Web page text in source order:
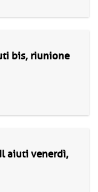
bis, riunione
aiuti venerdì,